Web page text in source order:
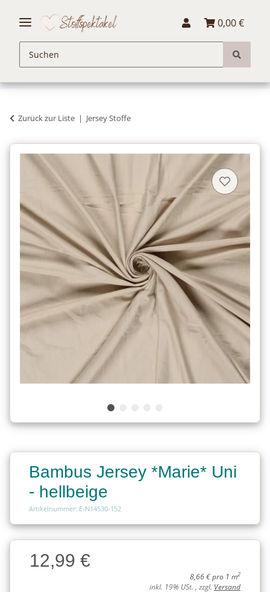
0,00 €
Zurück zur Liste Jersey Stoffe
Bambus Jersey *Marie* Uni
- hellbeige
Artikelnummer: E-N14530-152
Charge
Charge12,99 €
8,66 € pro 1 m2
inkl. 19% USt. , zzgl. Versand